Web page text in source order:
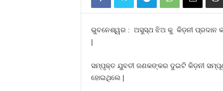
ଭୁବନେଶ୍ୱର : ଅସୁସ୍ଥ ଝିଅ କୁ କିଡ଼ନୀ ପ୍ରଦାନ
|
ସମ୍ପୃକ୍ତ ଯୁବତୀ ଜଣକଙ୍କର ଦୁଇଟି କିଡ଼ନୀ
ହୋଇଥିଲେ |